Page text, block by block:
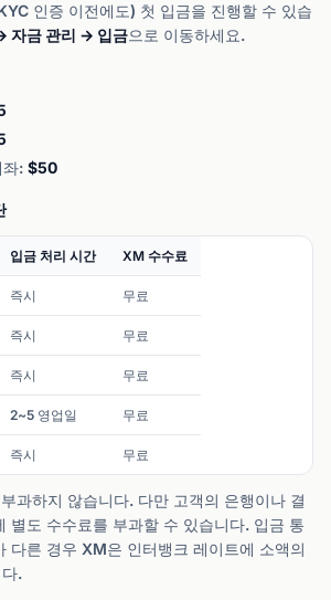
인증 이전에도) 첫 입금을 진행할 수 있습
자금 관리 → 입금으로 이동하세요.
: $50
입금 처리 시간 XM 수수료
즉시 무료
즉시 무료
즉시 무료
2~5 영업일 무료
즉시 무료
과하지 않습니다. 다만 고객의 은행이나 결
별도 수수료를 부과할 수 있습니다. 입금 통
다른 경우 XM은 인터뱅크 레이트에 소액의
.